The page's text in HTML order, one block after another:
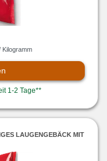
Kilogramm
1-2 Tage**
LAUGENGEBÄCK MIT